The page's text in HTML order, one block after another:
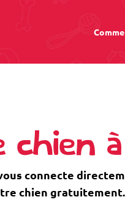
chien
connecte
chien gratuitement.